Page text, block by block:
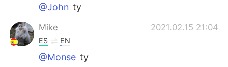
@John ty
Mike 2021.02.15 21:04
ES EN
@Monse ty